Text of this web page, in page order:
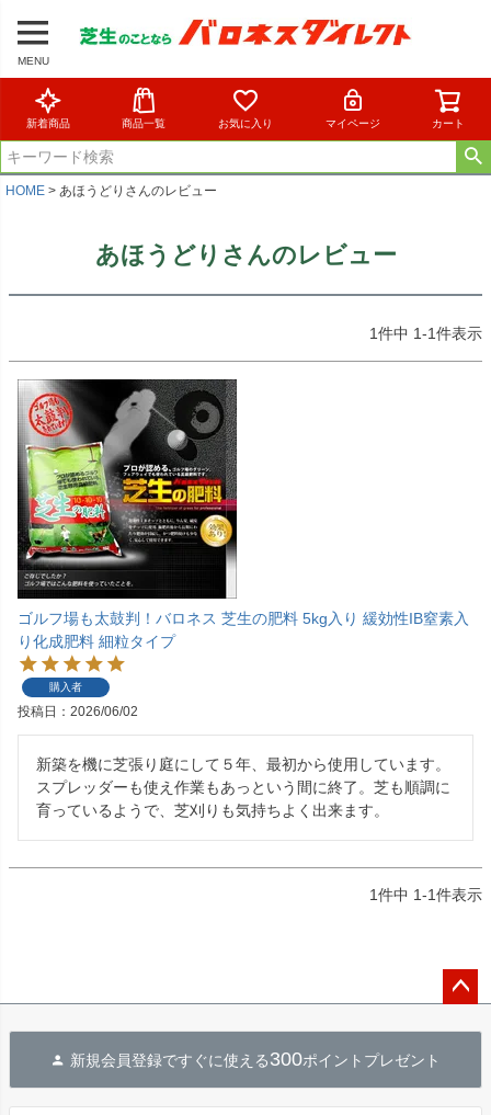
MENU
新着商品 商品一覧 お気に入り マイページ カート
HOME あほうどりさんのレビュー
あほうどりさんのレビュー
1件中 1-1件表示
ゴルフ場も太鼓判！バロネス 芝生の肥料 5kg入り 緩効性IB窒素入
り化成肥料 細粒タイプ
購入者
投稿日 2026/06/02
新築を機に芝張り庭にして５年、最初から使用しています。
スプレッダーも使え作業もあっという間に終了。芝も順調に
育っているようで、芝刈りも気持ちよく出来ます。
1件中 1-1件表示
へ
新規会員登録ですぐに使える300ポイントプレゼント